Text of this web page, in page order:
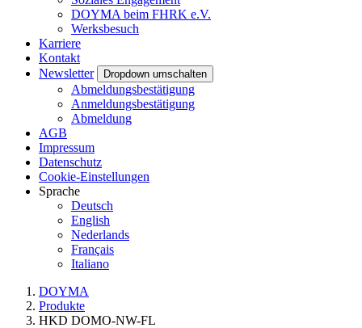
DOYMA beim FHRK e.V.
Werksbesuch
Karriere
Kontakt
Newsletter
Dropdown umschalten
Abmeldungsbestätigung
Anmeldungsbestätigung
Abmeldung
AGB
Impressum
Datenschutz
Cookie-Einstellungen
Sprache
Deutsch
English
Nederlands
Français
Italiano
DOYMA
Produkte
HKD DOMO-NW-FL